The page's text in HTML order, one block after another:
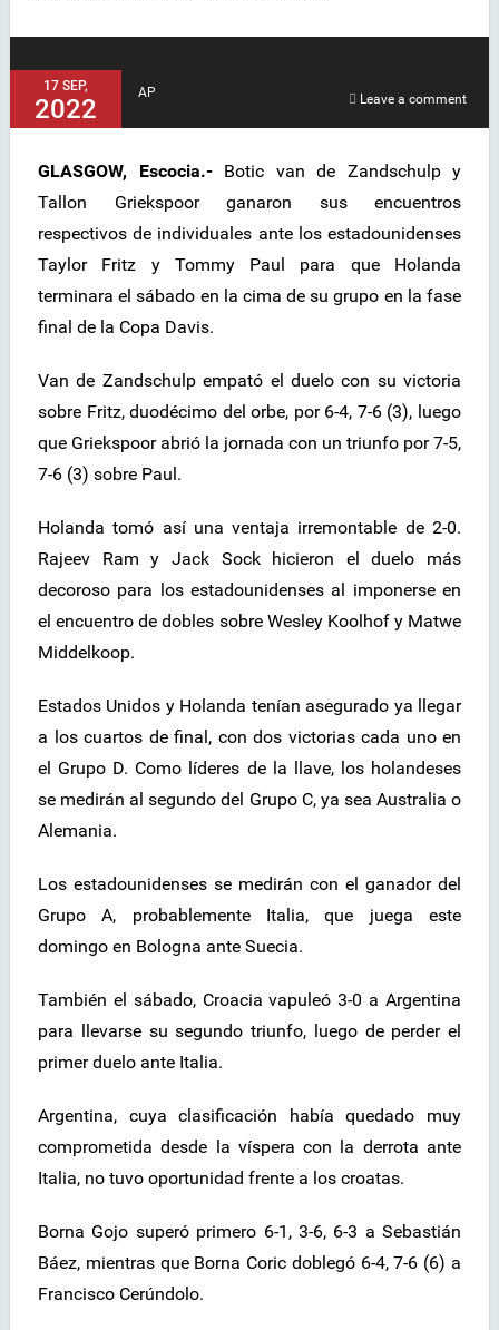
17 SEP,
2022
AP Leave a comment
GLASGOW, Escocia.-Botic van de Zandschulp y
Tallon Griekspoor ganaron sus encuentros
respectivos de individuales ante los estadounidenses
Taylor Fritz y Tommy Paul para que Holanda
terminara el sábado en la cima de su grupo en la fase
final de la Copa Davis.
Van de Zandschulp empató el duelo con su victoria
sobre Fritz, duodécimo del orbe, por 6-4, 7-6 (3), luego
que Griekspoor abrió la jornada con un triunfo por 7-5,
7-6 (3) sobre Paul.
Holanda tomó así una ventaja irremontable de 2-0.
Rajeev Ram y Jack Sock hicieron el duelo más
decoroso para los estadounidenses al imponerse en
el encuentro de dobles sobre Wesley Koolhof y Matwe
Middelkoop.
Estados Unidos y Holanda tenían asegurado ya llegar
a los cuartos de final, con dos victorias cada uno en
el Grupo D. Como líderes de la llave, los holandeses
se medirán al segundo del Grupo C, ya sea Australia o
Alemania.
Los estadounidenses se medirán con el ganador del
Grupo A, probablemente Italia, que juega este
domingo en Bologna ante Suecia.
También el sábado, Croacia vapuleó 3-0 a Argentina
para llevarse su segundo triunfo, luego de perder el
primer duelo ante Italia.
Argentina, cuya clasificación había quedado muy
comprometida desde la víspera con la derrota ante
Italia, no tuvo oportunidad frente a los croatas.
Borna Gojo superó primero 6-1, 3-6, 6-3 a Sebastián
Báez, mientras que Borna Coric doblegó 6-4, 7-6 (6) a
Francisco Cerúndolo.